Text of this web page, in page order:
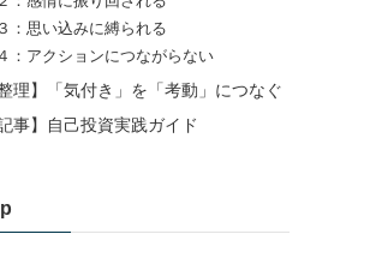
：思い込みに縛られる
：アクションにつながらない
整理】「気付き」を「考動」につなぐ
事】自己投資実践ガイド